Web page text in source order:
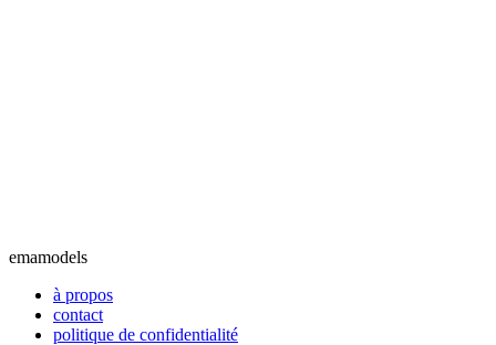
emamodels
à propos
contact
politique de confidentialité